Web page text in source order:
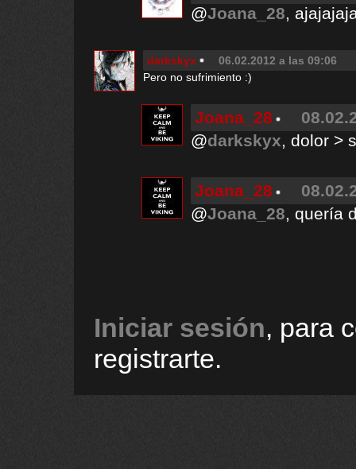
@Joana_28,
darkskyx
06.02.2012 a las 09:06
Pero no sufrimiento :)
Joana_28
@darkskyx, dolor >
Joana_28
@Joana_28, quería
Iniciar sesión, para
registrarte.